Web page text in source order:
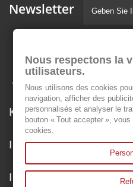
Newsletter
Kategorien
Informationen
Ihr Kundenbereich
Nous respectons la
utilisateurs.
Nous utilisons des cookies
navigation, afficher des
personnalisés et analyser le
bouton « Tout accepter »,
cookies.